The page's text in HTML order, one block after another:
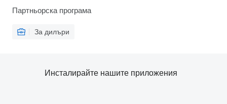
Партньорска програма
За дилъри
Инсталирайте нашите приложения